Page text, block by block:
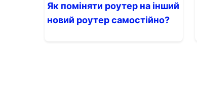
Як поміняти роутер на інший
новий роутер самостійно?